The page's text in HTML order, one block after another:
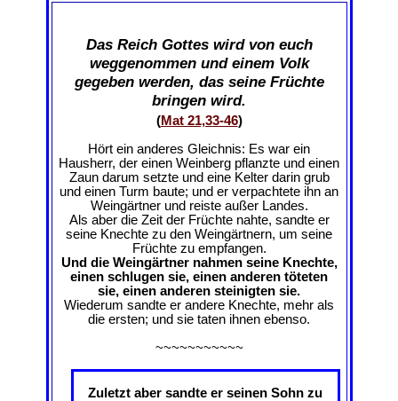
Das Reich Gottes wird von euch
weggenommen und einem Volk
gegeben werden, das seine Früchte
bringen wird.
(Mat 21,33-46)
Hört ein anderes Gleichnis: Es war ein
Hausherr, der einen Weinberg pflanzte und einen
Zaun darum setzte und eine Kelter darin grub
und einen Turm baute; und er verpachtete ihn an
Weingärtner und reiste außer Landes.
Als aber die Zeit der Früchte nahte, sandte er
seine Knechte zu den Weingärtnern, um seine
Früchte zu empfangen.
Und die Weingärtner nahmen seine Knechte,
einen schlugen sie, einen anderen töteten
sie, einen anderen steinigten sie.
Wiederum sandte er andere Knechte, mehr als
die ersten; und sie taten ihnen ebenso.
~~~~~~~~~~~
Zuletzt aber sandte er seinen Sohn zu